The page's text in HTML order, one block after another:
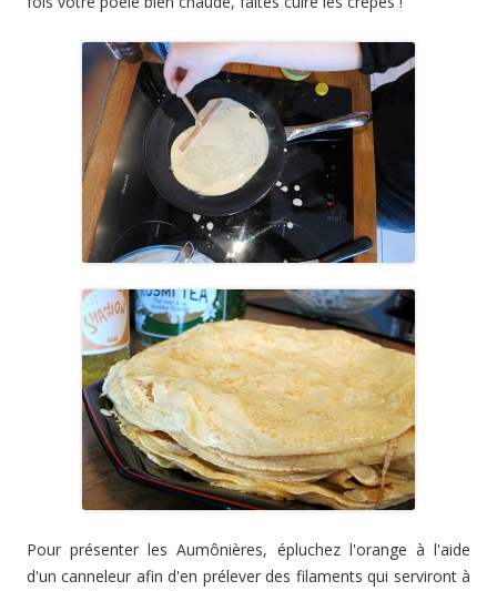
Pour présenter les Aumônières, épluchez l'orange à l'aide
d'un canneleur afin d'en prélever des filaments qui serviront à